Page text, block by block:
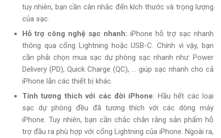
tuy nhiên, bạn cần cân nhắc đến kích thước và trọng lượng
của sạc.
Hỗ trợ công nghệ sạc nhanh: iPhone hỗ trợ sạc nhanh
thông qua cổng Lightning hoặc USB-C. Chính vì vậy, bạn
cần phải chọn mua sạc dự phòng sạc nhanh như: Power
Delivery (PD), Quick Charge (QC), … giúp sạc nhanh cho cả
iPhone lẫn các thiết bị khác.
Tính tương thích với các đời iPhone: Hầu hết các loại
sạc dự phòng đều đã tương thích với các dòng máy
iPhone. Tuy nhiên, bạn cần chắc chắn rằng sản phẩm hỗ
trợ đầu ra phù hợp với cổng Lightning của iPhone. Ngoài ra,